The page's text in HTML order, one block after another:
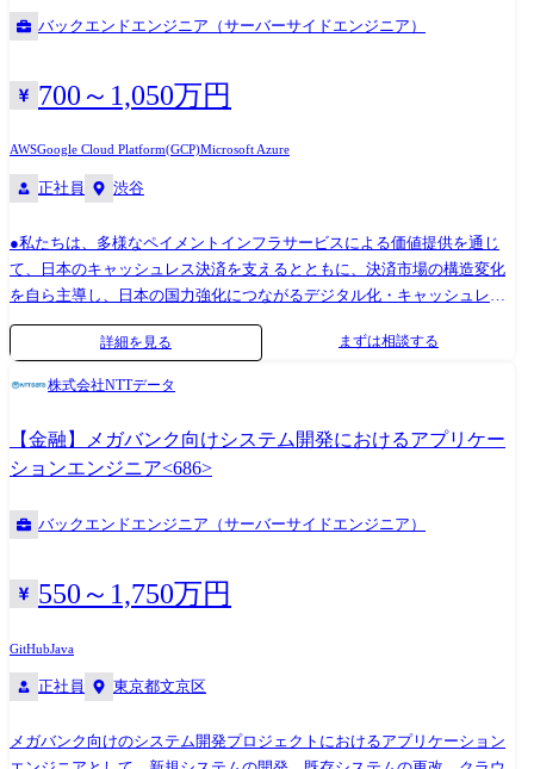
バックエンドエンジニア（サーバーサイドエンジニア）
700～1,050万円
AWSGoogle Cloud Platform(GCP)Microsoft Azure
正社員 渋谷
●私たちは、多様なペイメントインフラサービスによる価値提供を通じ
て、日本のキャッシュレス決済を支えるとともに、決済市場の構造変化
を自ら主導し、日本の国力強化につながるデジタル化・キャッシュレス
化を推進することをミッションとしています。 ●国内最大級のアセット
と豊富な顧客基盤を活かして、サービスの提供価値向上との更なる事業
クトの企画・開発・運用 ・提供中サービスの開発・運用、顧客向けサー
ビス提供業務 組織情報 ペイメントプラットフォーム事業部開発統括部が
今回の募集元です。当事業部は「CAFIS」という自社サービスを有して
部は、CAFISを中心とした決済プラットフォームに関するプロダクトを
しい価値提供を目指します。
詳細を見る まずは相談する
株式会社NTTデータ
【金融】メガバンク向けシステム開発におけるアプリケー
ションエンジニア<686>
バックエンドエンジニア（サーバーサイドエンジニア）
550～1,750万円
GitHubJava
正社員 東京都文京区
メガバンク向けのシステム開発プロジェクトにおけるアプリケーション